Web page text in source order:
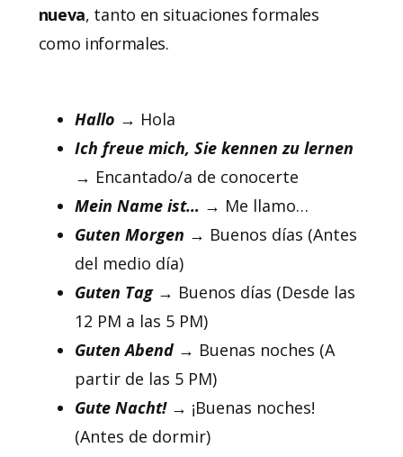
nueva, tanto en situaciones formales
como informales.
Hallo → Hola
Ich freue mich, Sie kennen zu lernen
→ Encantado/a de conocerte
Mein Name ist… → Me llamo…
Guten Morgen → Buenos días (Antes
del medio día)
Guten Tag → Buenos días (Desde las
12 PM a las 5 PM)
Guten Abend → Buenas noches (A
partir de las 5 PM)
Gute Nacht!→ ¡Buenas noches!
(Antes de dormir)